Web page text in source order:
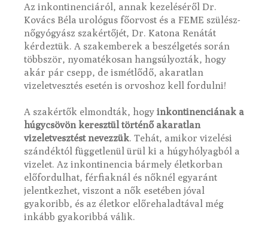
Az inkontinenciáról, annak kezeléséről Dr.
Kovács Béla urológus főorvost és a FEME szülész-
nőgyógyász szakértőjét, Dr. Katona Renátát
kérdeztük. A szakemberek a beszélgetés során
többször, nyomatékosan hangsúlyozták, hogy
akár pár csepp, de ismétlődő, akaratlan
vizeletvesztés esetén is orvoshoz kell fordulni!
A szakértők elmondták, hogy inkontinenciának a
húgycsövön keresztül történő akaratlan
vizeletvesztést nevezzük. Tehát, amikor vizelési
szándéktól függetlenül ürül ki a húgyhólyagból a
vizelet. Az inkontinencia bármely életkorban
előfordulhat, férfiaknál és nőknél egyaránt
jelentkezhet, viszont a nők esetében jóval
gyakoribb, és az életkor előrehaladtával még
inkább gyakoribbá válik.